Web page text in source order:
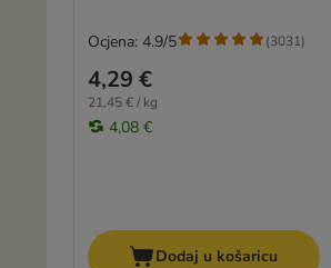
4,29 €
21,45 € / kg
4,08 €
Ocjena: 4.9/5 (3031)
Dodaj u košaricu